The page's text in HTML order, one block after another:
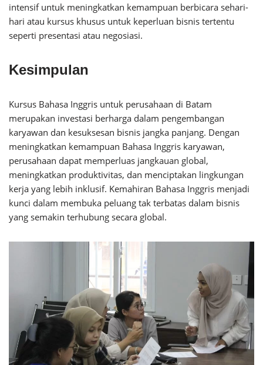
intensif untuk meningkatkan kemampuan berbicara sehari-
hari atau kursus khusus untuk keperluan bisnis tertentu
seperti presentasi atau negosiasi.
Kesimpulan
Kursus Bahasa Inggris untuk perusahaan di Batam
merupakan investasi berharga dalam pengembangan
karyawan dan kesuksesan bisnis jangka panjang. Dengan
meningkatkan kemampuan Bahasa Inggris karyawan,
perusahaan dapat memperluas jangkauan global,
meningkatkan produktivitas, dan menciptakan lingkungan
kerja yang lebih inklusif. Kemahiran Bahasa Inggris menjadi
kunci dalam membuka peluang tak terbatas dalam bisnis
yang semakin terhubung secara global.